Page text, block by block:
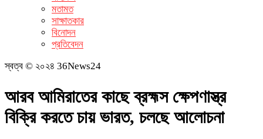
মতামত
সাক্ষাতকার
বিনোদন
প্রতিবেদন
স্বত্ব © ২০২৪ 36News24
আরব আমিরাতের কাছে ব্রহ্মস ক্ষেপণাস্ত্র
বিক্রি করতে চায় ভারত, চলছে আলোচনা